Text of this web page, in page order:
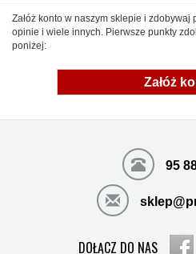
Załóż konto w naszym sklepie i zdobywaj
opinie i wiele innych. Pierwsze punkty
poniżej:
Załóż
95
DOŁĄCZ DO NAS